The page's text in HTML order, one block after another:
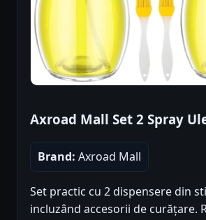
Axroad Mall Set 2 Spray
Brand: Axroad Mall
Set practic cu 2 dispensere din
incluzând accesorii de curățare.